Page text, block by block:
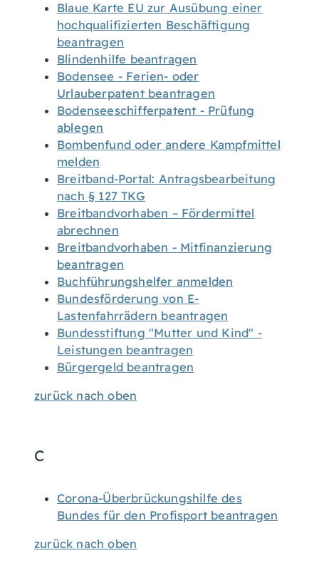
Blaue Karte EU zur Ausübung einer
hochqualifizierten Beschäftigung
beantragen
Blindenhilfe beantragen
Bodensee - Ferien- oder
Urlauberpatent beantragen
Bodenseeschifferpatent - Prüfung
ablegen
Bombenfund oder andere Kampfmittel
melden
Breitband-Portal: Antragsbearbeitung
nach § 127 TKG
Breitbandvorhaben – Fördermittel
abrechnen
Breitbandvorhaben - Mitfinanzierung
beantragen
Buchführungshelfer anmelden
Bundesförderung von E-
Lastenfahrrädern beantragen
Bundesstiftung "Mutter und Kind" -
Leistungen beantragen
Bürgergeld beantragen
zurück nach oben
C
Corona-Überbrückungshilfe des
Bundes für den Profisport beantragen
zurück nach oben